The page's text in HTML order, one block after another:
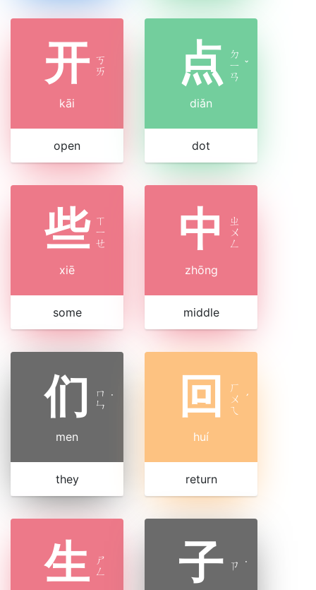
开 ㄎ
ㄞ
kāi
open
点
ㄉ
ㄧ
ㄢ
ˇ
diǎn
dot
些 ㄒ
ㄧ
ㄝ
xiē
some
中
ㄓ
ㄨ
ㄥ
zhōng
middle
们
ㄇ
ㄣ ˙
men
they
回
ㄏ
ㄨ
ㄟ
ˊ
huí
return
生 ㄕ
ㄥ
子 ㄗ ˙